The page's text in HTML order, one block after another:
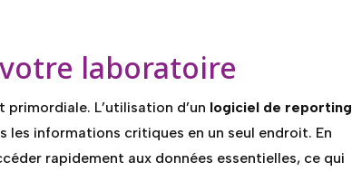
laboratoire
L’utilisation d’un logiciel de reporting
informations critiques en un seul endroit. En
rapidement aux données essentielles, ce qui